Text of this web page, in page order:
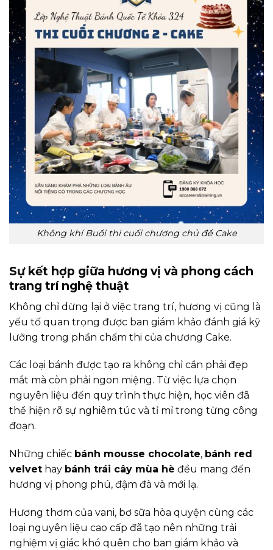
Không khí Buổi thi cuối chương chủ đề Cake
Sự kết hợp giữa hương vị và phong cách
trang trí nghệ thuật
Không chỉ dừng lại ở việc trang trí, hương vị cũng là
yếu tố quan trọng được ban giám khảo đánh giá kỹ
lưỡng trong phần chấm thi của chương Cake.
Các loại bánh được tạo ra không chỉ cần phải đẹp
mắt mà còn phải ngon miệng. Từ việc lựa chọn
nguyên liệu đến quy trình thực hiện, học viên đã
thể hiện rõ sự nghiêm túc và tỉ mỉ trong từng công
đoạn.
Những chiếc bánh mousse chocolate, bánh red
velvet hay bánh trái cây mùa hè đều mang đến
hương vị phong phú, đậm đà và mới lạ.
Hương thơm của vani, bơ sữa hòa quyện cùng các
loại nguyên liệu cao cấp đã tạo nên những trải
nghiệm vị giác khó quên cho ban giám khảo và